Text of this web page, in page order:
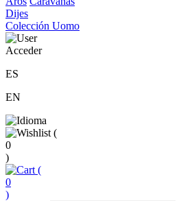
Dijes
Colección Uomo
Acceder
ES
EN
(
0
)
(
0
)